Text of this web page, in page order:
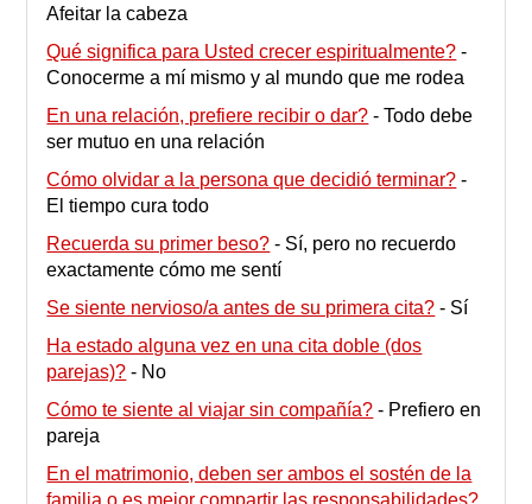
Afeitar la cabeza
Qué significa para Usted crecer espiritualmente? -
Conocerme a mí mismo y al mundo que me rodea
En una relación, prefiere recibir o dar? -Todo debe
ser mutuo en una relación
Cómo olvidar a la persona que decidió terminar? -
El tiempo cura todo
Recuerda su primer beso? - Sí, pero no recuerdo
exactamente cómo me sentí
Se siente nervioso/a antes de su primera cita? - Sí
Ha estado alguna vez en una cita doble (dos
parejas)? - No
Cómo te siente al viajar sin compañía? - Prefiero en
pareja
En el matrimonio, deben ser ambos el sostén de la
familia o es mejor compartir las responsabilidades?